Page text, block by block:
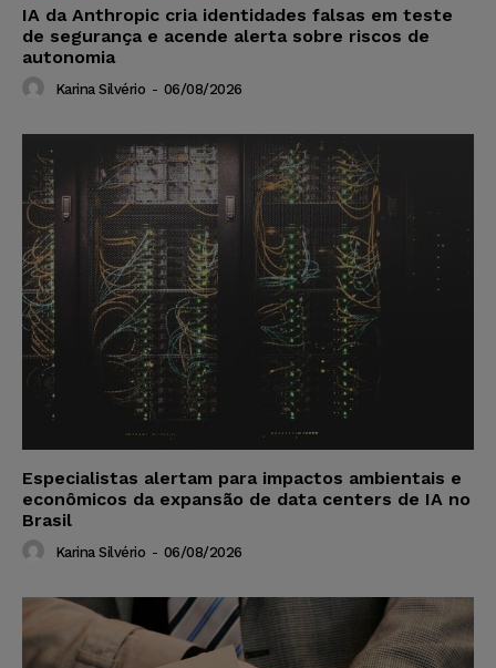
IA da Anthropic cria identidades falsas em teste
de segurança e acende alerta sobre riscos de
autonomia
Karina Silvério - 06/08/2026
Especialistas alertam para impactos ambientais e
econômicos da expansão de data centers de IA no
Brasil
Karina Silvério - 06/08/2026